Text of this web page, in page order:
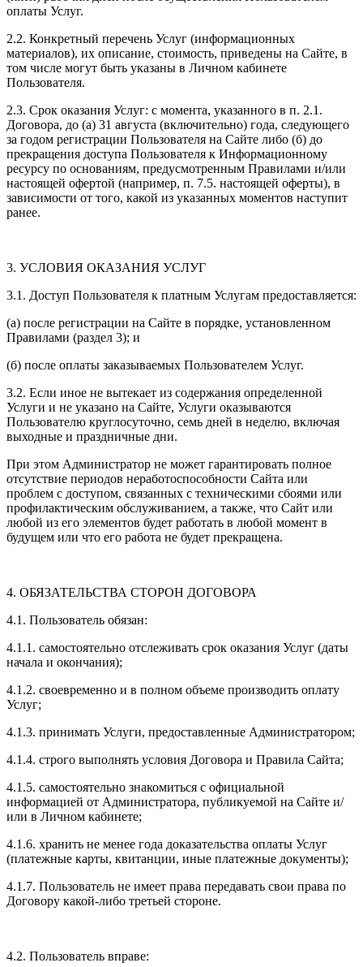
оплаты Услуг.
2.2. Конкретный перечень Услуг (информационных
материалов), их описание, стоимость, приведены на Сайте, в
том числе могут быть указаны в Личном кабинете
Пользователя.
2.3. Срок оказания Услуг: с момента, указанного в п. 2.1.
Договора, до (а) 31 августа (включительно) года, следующего
за годом регистрации Пользователя на Сайте либо (б) до
прекращения доступа Пользователя к Информационному
ресурсу по основаниям, предусмотренным Правилами и/или
настоящей офертой (например, п. 7.5. настоящей оферты), в
зависимости от того, какой из указанных моментов наступит
ранее.
3. УСЛОВИЯ ОКАЗАНИЯ УСЛУГ
3.1. Доступ Пользователя к платным Услугам предоставляется:
(а) после регистрации на Сайте в порядке, установленном
Правилами (раздел 3); и
(б) после оплаты заказываемых Пользователем Услуг.
3.2. Если иное не вытекает из содержания определенной
Услуги и не указано на Сайте, Услуги оказываются
Пользователю круглосуточно, семь дней в неделю, включая
выходные и праздничные дни.
При этом Администратор не может гарантировать полное
отсутствие периодов неработоспособности Сайта или
проблем с доступом, связанных с техническими сбоями или
профилактическим обслуживанием, а также, что Сайт или
любой из его элементов будет работать в любой момент в
будущем или что его работа не будет прекращена.
4. ОБЯЗАТЕЛЬСТВА СТОРОН ДОГОВОРА
4.1. Пользователь обязан:
4.1.1. самостоятельно отслеживать срок оказания Услуг (даты
начала и окончания);
4.1.2. своевременно и в полном объеме производить оплату
Услуг;
4.1.3. принимать Услуги, предоставленные Администратором;
4.1.4. строго выполнять условия Договора и Правила Сайта;
4.1.5. самостоятельно знакомиться с официальной
информацией от Администратора, публикуемой на Сайте и/
или в Личном кабинете;
4.1.6. хранить не менее года доказательства оплаты Услуг
(платежные карты, квитанции, иные платежные документы);
4.1.7. Пользователь не имеет права передавать свои права по
Договору какой-либо третьей стороне.
4.2. Пользователь вправе: